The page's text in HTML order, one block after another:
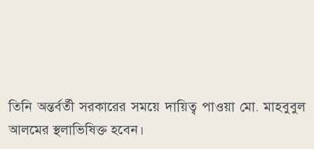
তিনি অন্তর্বর্তী সরকারের সময়ে দায়িত্ব পাওয়া মো. মাহবুবুল
আলমের স্থলাভিষিক্ত হবেন।